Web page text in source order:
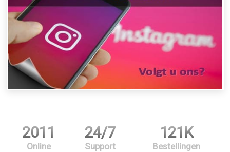
2011
Online
24/7
Support
121K
Bestellingen